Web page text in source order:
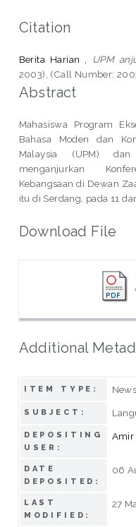
Citation
Berita Harian , UPM
2003), (Call Number:
Abstract
Mahasiswa Program
Bahasa Moden dan
Malaysia (UPM)
menganjurkan
Kebangsaan di Dewan
itu di Serdang, pada 11
Download File
Additional
ITEM TYPE:
SUBJECT:
DEPOSITING
USER:
Amir
DATE
DEPOSITED:
06
LAST
MODIFIED:
27